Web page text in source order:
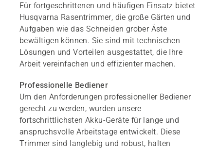
Für fortgeschrittenen und häufigen Einsatz bietet
Husqvarna Rasentrimmer, die große Gärten und
Aufgaben wie das Schneiden grober Äste
bewältigen können. Sie sind mit technischen
Lösungen und Vorteilen ausgestattet, die Ihre
Arbeit vereinfachen und effizienter machen.
Professionelle Bediener
Um den Anforderungen professioneller Bediener
gerecht zu werden, wurden unsere
fortschrittlichsten Akku-Geräte für lange und
anspruchsvolle Arbeitstage entwickelt. Diese
Trimmer sind langlebig und robust, halten